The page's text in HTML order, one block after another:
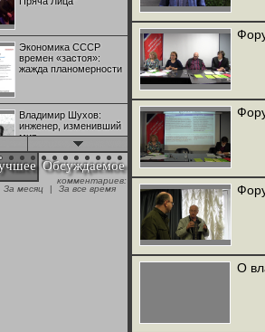
Экономика СССР
времен «застоя»:
жажда планомерности
Владимир Шухов:
инженер, изменивший
мир
"Аркадий Коц" на
эгалите-фесте "Не
Обсуждаемое
комментариев:
За месяц | За все время
О